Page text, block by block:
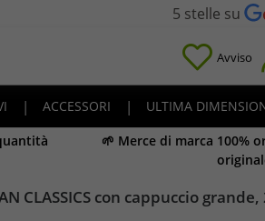
5 stelle su
Avviso
| ACCESSORI | ULTIMA
🌱 Merce di marca 100%
CLASSICS con cappuccio